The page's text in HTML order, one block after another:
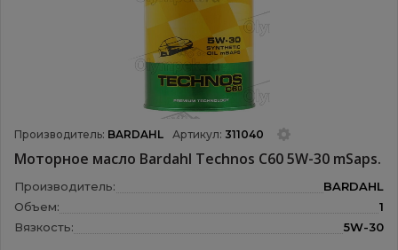
Производитель: BARDAHL Артикул: 311040
Моторное масло Bardahl Technos C60 5W-30 mSaps.
Производитель:
BARDAHL
Объем:
1
Вязкость:
5W-30